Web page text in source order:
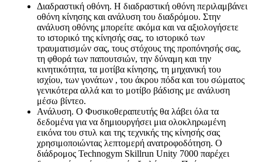
Διαδραστική οθόνη. Η διαδραστική οθόνη περιλαμβάνει
οθόνη κίνησης και ανάλυση του διαδρόμου. Στην
ανάλυση οθόνης μπορείτε ακόμα και να αξιολογήσετε
το ιστορικό της κίνησής σας, το ιστορικό των
τραυματισμών σας, τους στόχους της προπόνησής σας,
τη φθορά των παπουτσιών, την δύναμη και την
κινητικότητα, τα μοτίβα κίνησης, τη μηχανική του
ισχίου, των γονάτων , του άκρου πόδα και του σώματος
γενικότερα αλλά και το μοτίβο βάδισης με ανάλυση
μέσω βίντεο.
Ανάλυση. Ο Φυσικοθεραπευτής θα λάβει όλα τα
δεδομένα για να δημιουργήσει μια ολοκληρωμένη
εικόνα του στυλ και της τεχνικής της κίνησής σας
χρησιμοποιώντας λεπτομερή ανατροφοδότηση. Ο
διάδρομος Technogym Skillrun Unity 7000 παρέχει